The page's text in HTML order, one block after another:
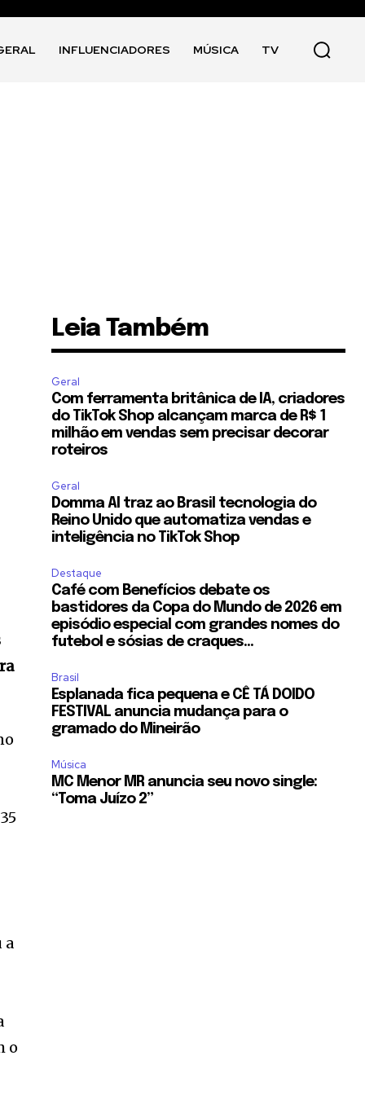
INFLUENCIADORES MÚSICA TV
a
o
Leia Também
Geral
Com ferramenta britânica de IA, criadores
do TikTok Shop alcançam marca de R$ 1
milhão em vendas sem precisar decorar
roteiros
Geral
Domma AI traz ao Brasil tecnologia do
Reino Unido que automatiza vendas e
inteligência no TikTok Shop
Destaque
Café com Benefícios debate os
bastidores da Copa do Mundo de 2026 em
episódio especial com grandes nomes do
futebol e sósias de craques...
Brasil
Esplanada fica pequena e CÊ TÁ DOIDO
FESTIVAL anuncia mudança para o
gramado do Mineirão
Música
MC Menor MR anuncia seu novo single:
“Toma Juízo 2”